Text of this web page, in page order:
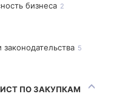
бизнеса 2
законодательства 5
ПО ЗАКУПКАМ